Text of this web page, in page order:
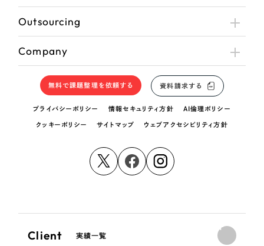
Outsourcing
Company
無料で課題整理を依頼する 資料請求する
プライバシーポリシー 情報セキュリティ方針 AI倫理ポリシー
クッキーポリシー サイトマップ ウェブアクセシビリティ方針
Client 実績一覧